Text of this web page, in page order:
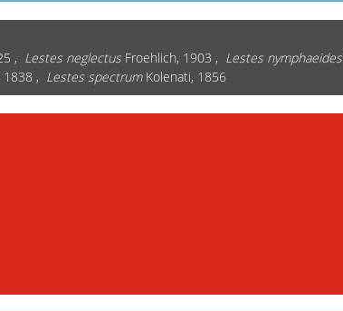
, Lestes neglectus Froehlich, 1903 , Lestes nymphaeides
1838 , Lestes spectrum Kolenati, 1856